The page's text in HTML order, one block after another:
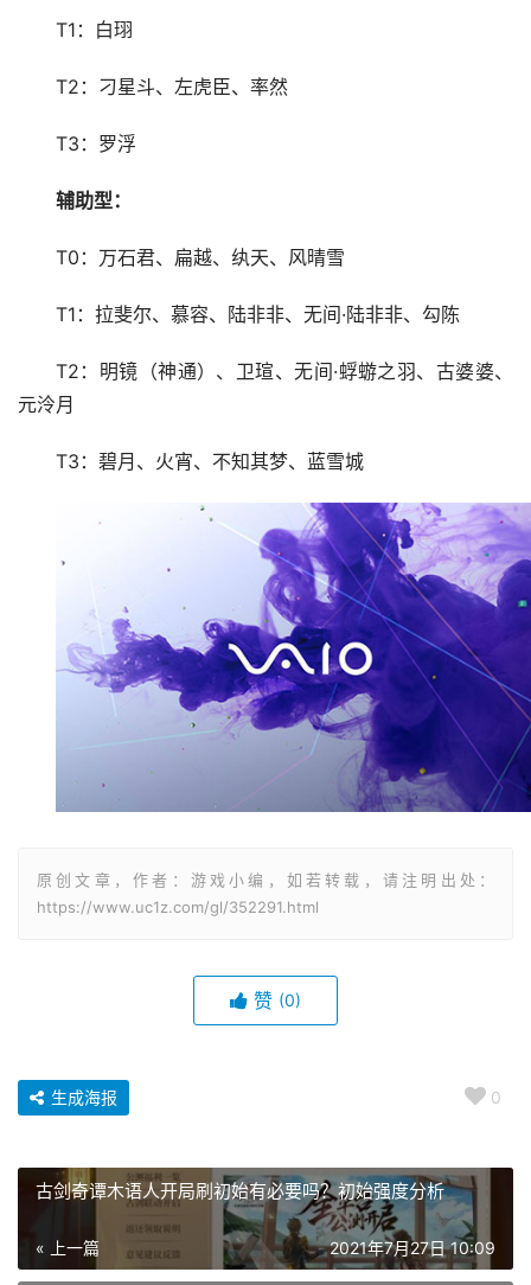
T1：白珝
T2：刁星斗、左虎臣、率然
T3：罗浮
辅助型：
T0：万石君、扁越、纨天、风晴雪
T1：拉斐尔、慕容、陆非非、无间·陆非非、勾陈
T2：明镜（神通）、卫瑄、无间·蜉蝣之羽、古婆婆、
元泠月
T3：碧月、火宵、不知其梦、蓝雪城
原创文章，作者：游戏小编，如若转载，请注明出处：
https://www.uc1z.com/gl/352291.html
赞 (0)
0
生成海报
古剑奇谭木语人开局刷初始有必要吗？初始强度分析
« 上一篇 2021年7月27日 10:09